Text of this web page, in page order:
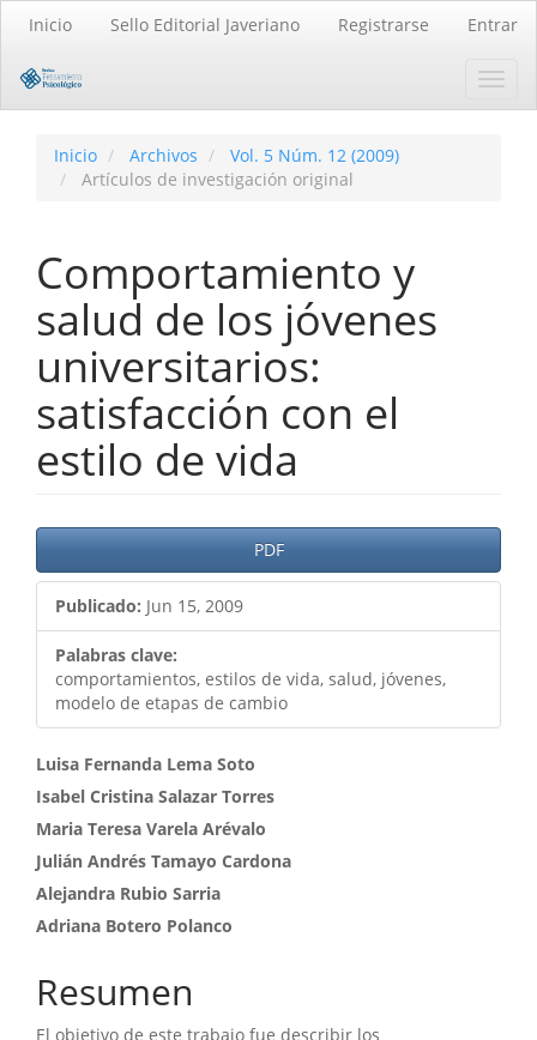
principal
principal
Barra
Inicio Sello Editorial Javeriano Registrarse Entrar
Inicio Archivos
Vol. 5 Núm. 12 (2009)
Artículos de investigación original
Comportamiento y
salud de los jóvenes
universitarios:
satisfacción con el
estilo de vida
Barra
lateral
del
artículo
PDF
Publicado: Jun 15, 2009
Palabras clave:
comportamientos, estilos de vida, salud, jóvenes,
modelo de etapas de cambio
Contenido
principal
del
artículo
Luisa Fernanda Lema Soto
Isabel Cristina Salazar Torres
Maria Teresa Varela Arévalo
Julián Andrés Tamayo Cardona
Alejandra Rubio Sarria
Adriana Botero Polanco
Resumen
El objetivo de este trabajo fue describir los